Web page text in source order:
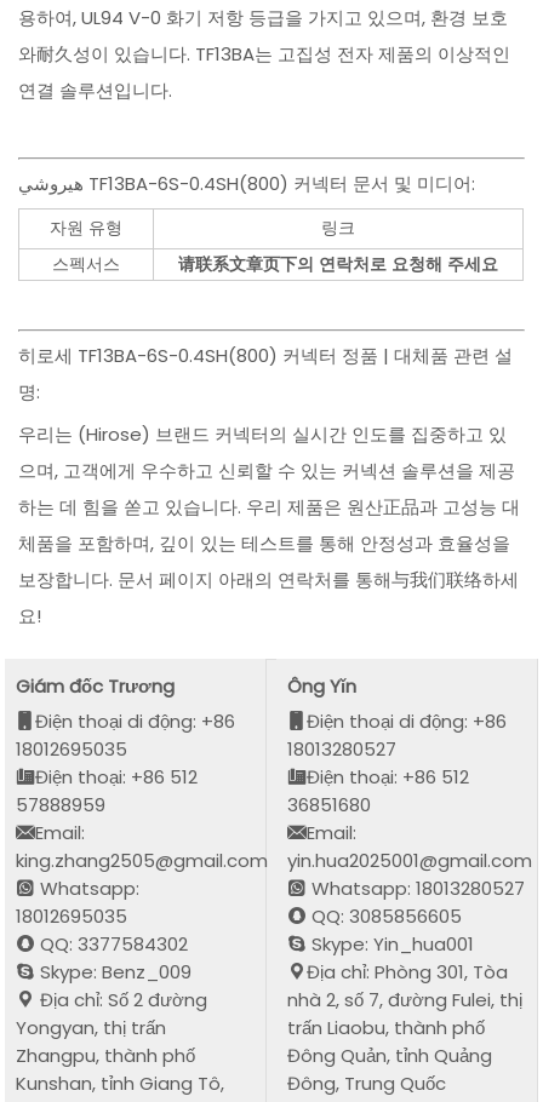
용하여, UL94 V-0 화기 저항 등급을 가지고 있으며, 환경 보호
와耐久성이 있습니다. TF13BA는 고집성 전자 제품의 이상적인
연결 솔루션입니다.
هيروشي TF13BA-6S-0.4SH(800) 커넥터 문서 및 미디어:
자원 유형
링크
스펙서스
请联系文章页下의 연락처로 요청해 주세요
히로세 TF13BA-6S-0.4SH(800) 커넥터 정품 | 대체품 관련 설
명:
우리는 (Hirose) 브랜드 커넥터의 실시간 인도를 집중하고 있
으며, 고객에게 우수하고 신뢰할 수 있는 커넥션 솔루션을 제공
하는 데 힘을 쏟고 있습니다. 우리 제품은 원산正品과 고성능 대
체품을 포함하며, 깊이 있는 테스트를 통해 안정성과 효율성을
보장합니다. 문서 페이지 아래의 연락처를 통해与我们联络하세
요!
Giám đốc Trương
Điện thoại di động: +86
18012695035
Điện thoại: +86 512
57888959
Email:
king.zhang2505@gmail.com
Whatsapp:
18012695035
QQ: 3377584302
Skype: Benz_009
Địa chỉ: Số 2 đường
Yongyan, thị trấn
Zhangpu, thành phố
Kunshan, tỉnh Giang Tô,
Ông Yǐn
Điện thoại di động: +86
18013280527
Điện thoại: +86 512
36851680
Email:
yin.hua2025001@gmail.com
Whatsapp: 18013280527
QQ: 3085856605
Skype: Yin_hua001
Địa chỉ: Phòng 301, Tòa
nhà 2, số 7, đường Fulei, thị
trấn Liaobu, thành phố
Đông Quản, tỉnh Quảng
Đông, Trung Quốc